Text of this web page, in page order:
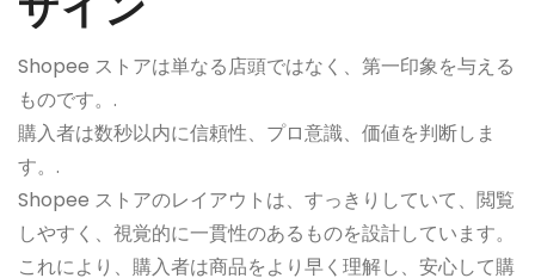
Shopee ストアは単なる店頭ではなく、第一印象を与える
ものです。.
購入者は数秒以内に信頼性、プロ意識、価値を判断しま
す。.
Shopee ストアのレイアウトは、すっきりしていて、閲覧
しやすく、視覚的に一貫性のあるものを設計しています。
これにより、購入者は商品をより早く理解し、安心して購